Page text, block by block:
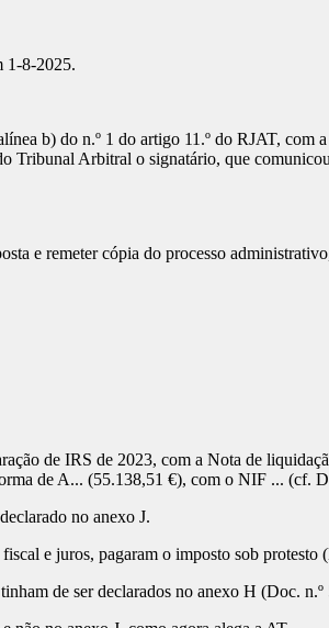
1-8-2025.
b) do n.º 1 do artigo 11.º do RJAT, com
Tribunal Arbitral o signatário, que
e remeter cópia do processo
de IRS de 2023, com a Nota de
de A... (55.138,51 €), com o NIF ... (cf.
no anexo J.
e juros, pagaram o imposto sob protesto
de ser declarados no anexo H (Doc. n.º